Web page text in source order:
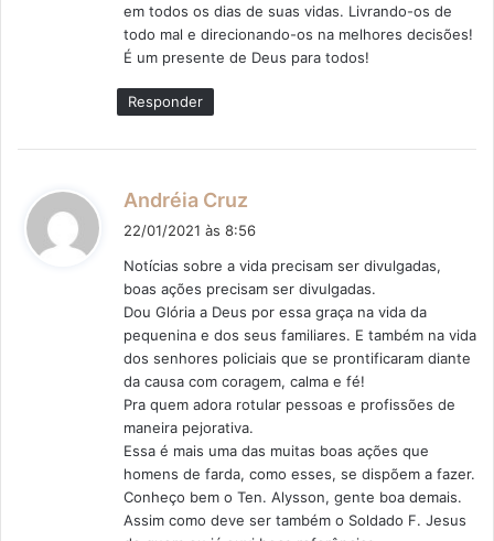
em todos os dias de suas vidas. Livrando-os de
todo mal e direcionando-os na melhores decisões!
É um presente de Deus para todos!
Responder
Andréia Cruz
s
e
22/01/2021 às 8:56
Notícias sobre a vida precisam ser divulgadas,
boas ações precisam ser divulgadas.
Dou Glória a Deus por essa graça na vida da
pequenina e dos seus familiares. E também na vida
dos senhores policiais que se prontificaram diante
da causa com coragem, calma e fé!
Pra quem adora rotular pessoas e profissões de
maneira pejorativa.
Essa é mais uma das muitas boas ações que
homens de farda, como esses, se dispõem a fazer.
Conheço bem o Ten. Alysson, gente boa demais.
Assim como deve ser também o Soldado F. Jesus